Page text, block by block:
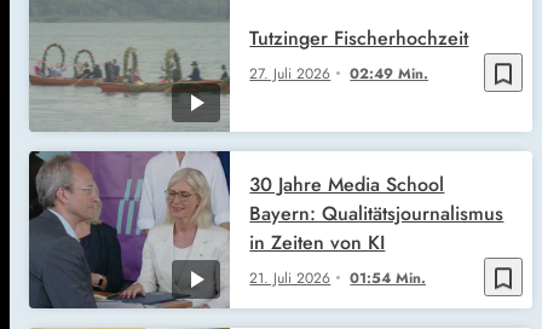
bookmark_border
27. Juli 2026 02:49 Min.
Tutzinger Fischerhochzeit
bookmark_border
21. Juli 2026 01:54 Min.
30 Jahre Media School
Bayern: Qualitätsjournalismus
in Zeiten von KI